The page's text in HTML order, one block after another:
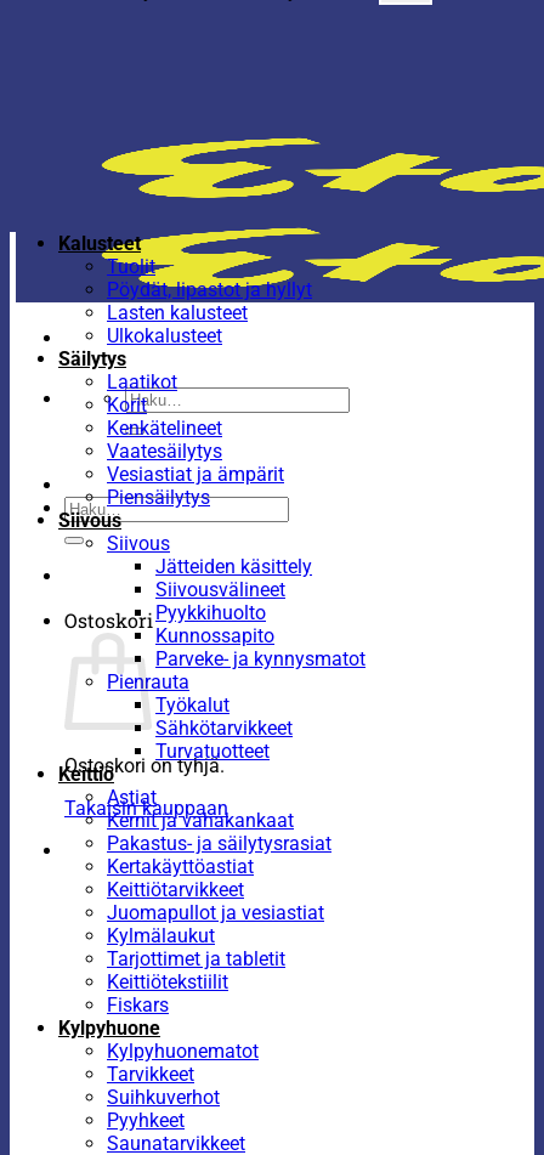
Etsi:
Etsi:
Ostoskori
Ostoskori on tyhjä.
Takaisin kauppaan
Kalusteet
Tuolit
Pöydät, lipastot ja hyllyt
Lasten kalusteet
Ulkokalusteet
Säilytys
Laatikot
Korit
Kenkätelineet
Vaatesäilytys
Vesiastiat ja ämpärit
Piensäilytys
Siivous
Siivous
Jätteiden käsittely
Siivousvälineet
Pyykkihuolto
Kunnossapito
Parveke- ja kynnysmatot
Pienrauta
Työkalut
Sähkötarvikkeet
Turvatuotteet
Keittiö
Astiat
Kernit ja vahakankaat
Pakastus- ja säilytysrasiat
Kertakäyttöastiat
Keittiötarvikkeet
Juomapullot ja vesiastiat
Kylmälaukut
Tarjottimet ja tabletit
Keittiötekstiilit
Fiskars
Kylpyhuone
Kylpyhuonematot
Tarvikkeet
Suihkuverhot
Pyyhkeet
Saunatarvikkeet